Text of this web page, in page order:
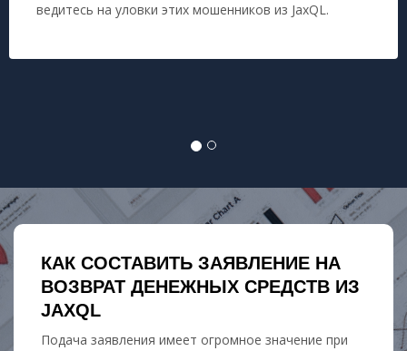
ведитесь на уловки этих мошенников из JaxQL.
КАК СОСТАВИТЬ ЗАЯВЛЕНИЕ НА
ВОЗВРАТ ДЕНЕЖНЫХ СРЕДСТВ ИЗ
JAXQL
Подача заявления имеет огромное значение при